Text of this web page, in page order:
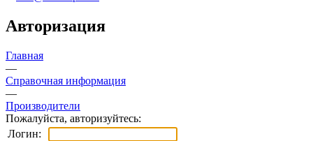
Авторизация
Главная
—
Справочная информация
—
Производители
Пожалуйста, авторизуйтесь:
Логин: